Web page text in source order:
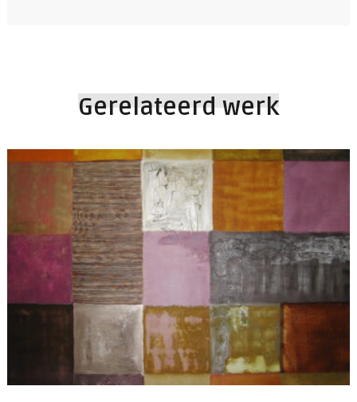
Gerelateerd werk